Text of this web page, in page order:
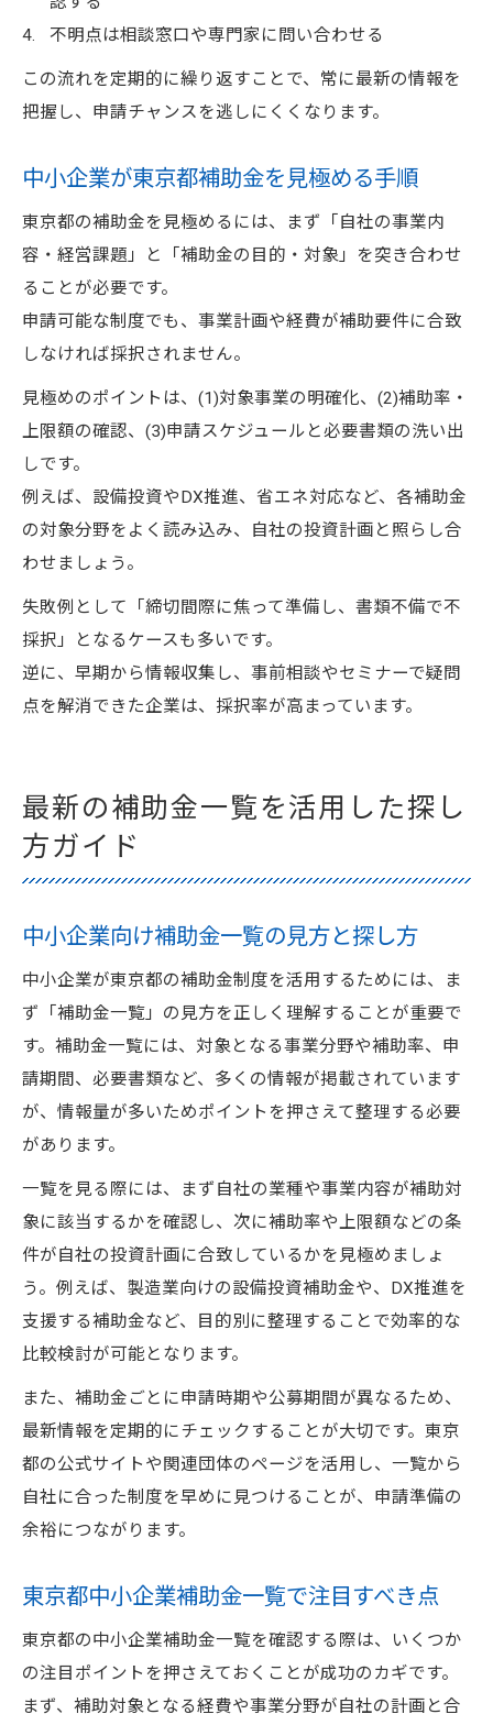
不明点は相談窓口や専門家に問い合わせる
この流れを定期的に繰り返すことで、常に最新の情報を
把握し、申請チャンスを逃しにくくなります。
中小企業が東京都補助金を見極める手順
東京都の補助金を見極めるには、まず「自社の事業内
容・経営課題」と「補助金の目的・対象」を突き合わせ
ることが必要です。
申請可能な制度でも、事業計画や経費が補助要件に合致
しなければ採択されません。
見極めのポイントは、(1)対象事業の明確化、(2)補助率・
上限額の確認、(3)申請スケジュールと必要書類の洗い出
しです。
例えば、設備投資やDX推進、省エネ対応など、各補助金
の対象分野をよく読み込み、自社の投資計画と照らし合
わせましょう。
失敗例として「締切間際に焦って準備し、書類不備で不
採択」となるケースも多いです。
逆に、早期から情報収集し、事前相談やセミナーで疑問
点を解消できた企業は、採択率が高まっています。
最新の補助金一覧を活用した探し
方ガイド
中小企業向け補助金一覧の見方と探し方
中小企業が東京都の補助金制度を活用するためには、ま
ず「補助金一覧」の見方を正しく理解することが重要で
す。補助金一覧には、対象となる事業分野や補助率、申
請期間、必要書類など、多くの情報が掲載されています
が、情報量が多いためポイントを押さえて整理する必要
があります。
一覧を見る際には、まず自社の業種や事業内容が補助対
象に該当するかを確認し、次に補助率や上限額などの条
件が自社の投資計画に合致しているかを見極めましょ
う。例えば、製造業向けの設備投資補助金や、DX推進を
支援する補助金など、目的別に整理することで効率的な
比較検討が可能となります。
また、補助金ごとに申請時期や公募期間が異なるため、
最新情報を定期的にチェックすることが大切です。東京
都の公式サイトや関連団体のページを活用し、一覧から
自社に合った制度を早めに見つけることが、申請準備の
余裕につながります。
東京都中小企業補助金一覧で注目すべき点
東京都の中小企業補助金一覧を確認する際は、いくつか
の注目ポイントを押さえておくことが成功のカギです。
まず、補助対象となる経費や事業分野が自社の計画と合